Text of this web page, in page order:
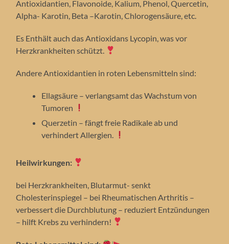
Antioxidantien, Flavonoide, Kalium, Phenol, Quercetin,
Alpha- Karotin, Beta –Karotin, Chlorogensäure, etc.
Es Enthält auch das Antioxidans Lycopin, was vor
Herzkrankheiten schützt.
Andere Antioxidantien in roten Lebensmitteln sind:
Ellagsäure – verlangsamt das Wachstum von
Tumoren
Querzetin – fängt freie Radikale ab und
verhindert Allergien.
Heilwirkungen:
bei Herzkrankheiten, Blutarmut- senkt
Cholesterinspiegel – bei Rheumatischen Arthritis –
verbessert die Durchblutung – reduziert Entzündungen
– hilft Krebs zu verhindern!